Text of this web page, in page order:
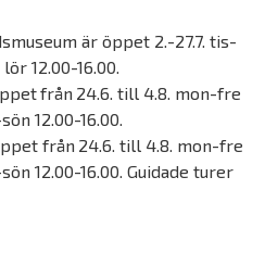
är öppet 2.-27.7. tis-
12.00-16.00.
från 24.6. till 4.8. mon-fre
12.00-16.00.
från 24.6. till 4.8. mon-fre
12.00-16.00. Guidade turer